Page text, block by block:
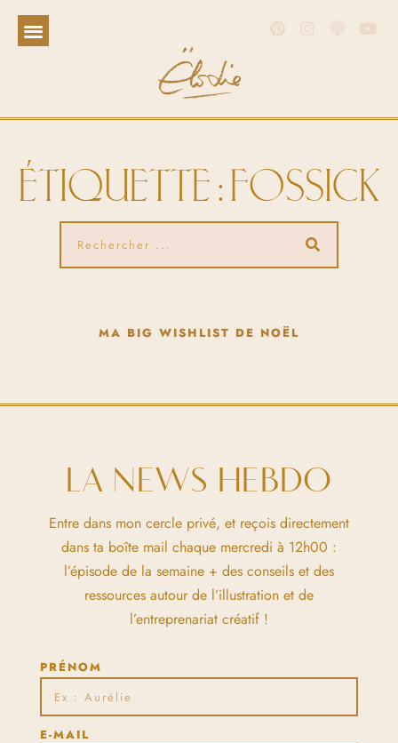
ÉTIQUETTE : FOSSICK
MA BIG WISHLIST DE NOËL
LA NEWS HEBDO
Entre dans mon cercle privé, et reçois directement
dans ta boîte mail chaque mercredi à 12h00 :
l’épisode de la semaine + des conseils et des
ressources autour de l’illustration et de
l’entreprenariat créatif !
PRÉNOM
E-MAIL